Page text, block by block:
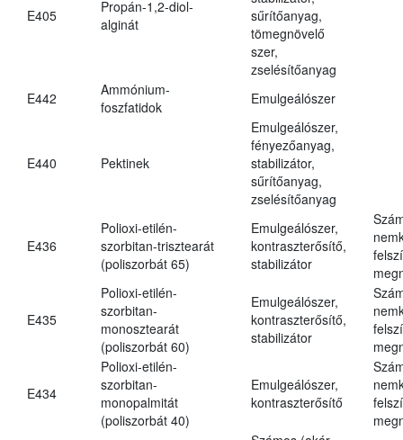
E405
Propán-1,2-diol-
alginát
sűrítőanyag,
tömegnövelő
szer,
zselésítőanyag
E442
Ammónium-
foszfatidok
Emulgeálószer
E440 Pektinek
Emulgeálószer,
fényezőanyag,
stabilizátor,
sűrítőanyag,
zselésítőanyag
E436
Polioxi-etilén-
szorbitan-trisztearát
(poliszorbát 65)
Emulgeálószer,
kontraszterősítő,
stabilizátor
E435
Polioxi-etilén-
szorbitan-
monosztearát
(poliszorbát 60)
Emulgeálószer,
kontraszterősítő,
stabilizátor
E434
Polioxi-etilén-
szorbitan-
monopalmitát
(poliszorbát 40)
Emulgeálószer,
kontraszterősítő